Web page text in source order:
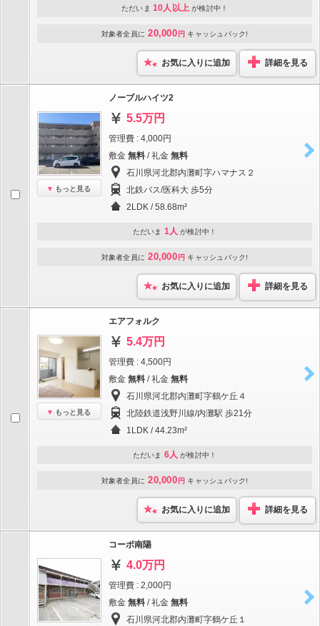
ただいま 10人以上 が検討中！
対象者全員に 20,000 円 キャッシュバック!
お気に入りに追加 詳細を見る
もっと見る
ノーブルハイツ2
5.5万円
管理費 : 4,000円
敷金 無料 / 礼金 無料
石川県河北郡内灘町字ハマナス２
北鉄バス/医科大 歩5分
2LDK / 58.68m²
ただいま 1人 が検討中！
対象者全員に 20,000 円 キャッシュバック!
お気に入りに追加 詳細を見る
もっと見る
エアフォルク
5.4万円
管理費 : 4,500円
敷金 無料 / 礼金 無料
石川県河北郡内灘町字鶴ケ丘４
北陸鉄道浅野川線/内灘駅 歩21分
1LDK / 44.23m²
ただいま 6人 が検討中！
対象者全員に 20,000 円 キャッシュバック!
お気に入りに追加 詳細を見る
コーポ南陽
4.0万円
管理費 : 2,000円
敷金 無料 / 礼金 無料
石川県河北郡内灘町字鶴ケ丘１